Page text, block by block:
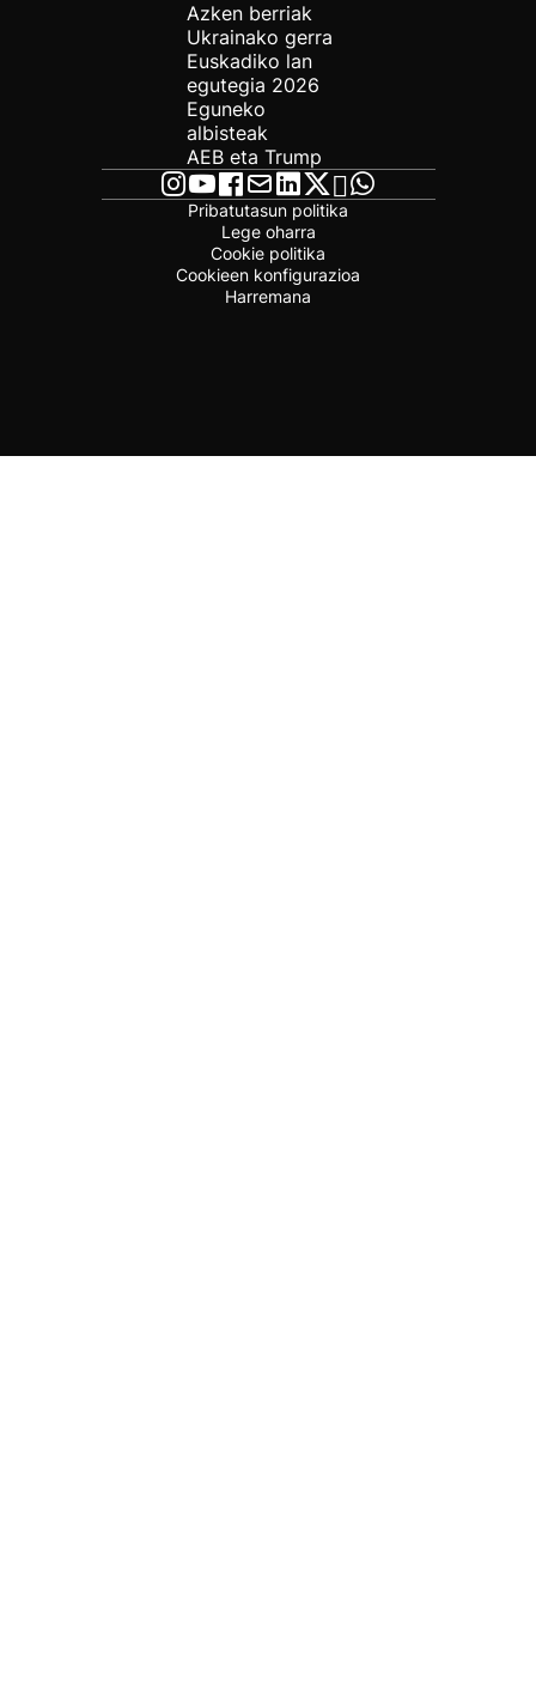
Azken berriak
Ukrainako gerra
Euskadiko lan
egutegia 2026
Eguneko
albisteak
AEB eta Trump
Pribatutasun politika
Lege oharra
Cookie politika
Cookieen konfigurazioa
Harremana